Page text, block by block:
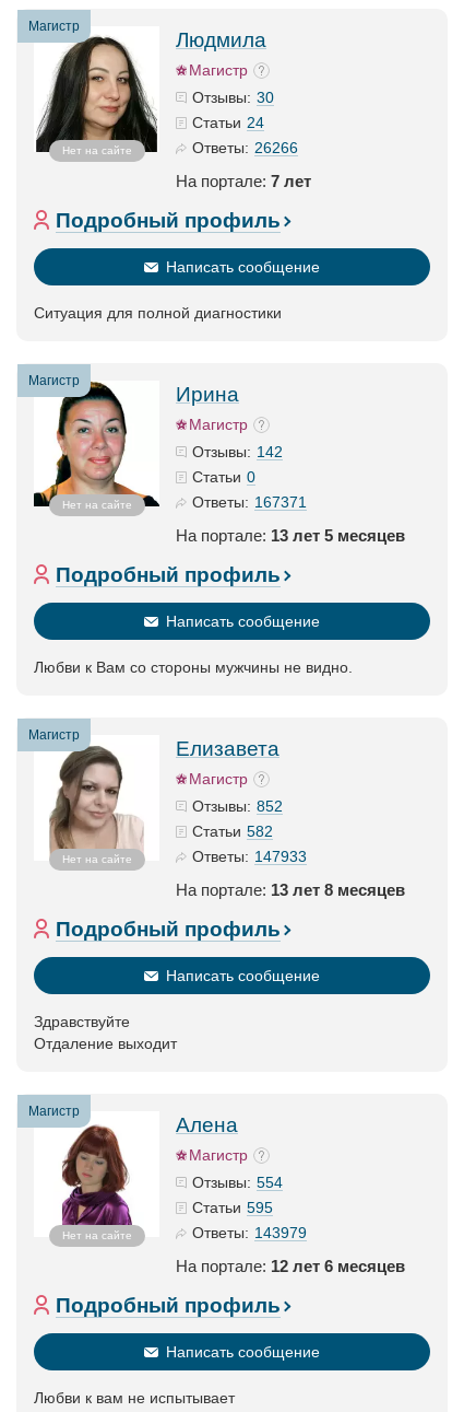
Магистр
Нет на сайте
Людмила
Магистр
Отзывы: 30
Статьи 24
Ответы: 26266
На портале: 7 лет
Подробный профиль
Написать сообщение
Ситуация для полной диагностики
Магистр
Нет на сайте
Ирина
Магистр
Отзывы: 142
Статьи 0
Ответы: 167371
На портале: 13 лет 5 месяцев
Подробный профиль
Написать сообщение
Любви к Вам со стороны мужчины не видно.
Магистр
Нет на сайте
Елизавета
Магистр
Отзывы: 852
Статьи 582
Ответы: 147933
На портале: 13 лет 8 месяцев
Подробный профиль
Написать сообщение
Здравствуйте
Отдаление выходит
Магистр
Нет на сайте
Алена
Магистр
Отзывы: 554
Статьи 595
Ответы: 143979
На портале: 12 лет 6 месяцев
Подробный профиль
Написать сообщение
Любви к вам не испытывает